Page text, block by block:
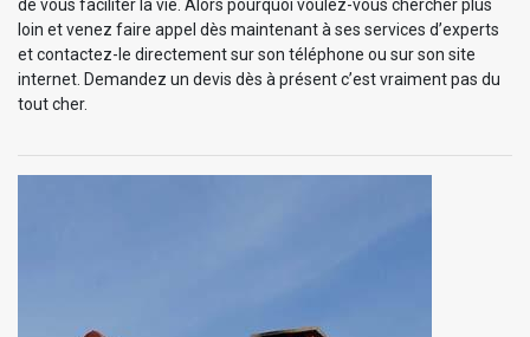
de vous faciliter la vie. Alors pourquoi voulez-vous chercher plus
loin et venez faire appel dès maintenant à ses services d’experts
et contactez-le directement sur son téléphone ou sur son site
internet. Demandez un devis dès à présent c’est vraiment pas du
tout cher.